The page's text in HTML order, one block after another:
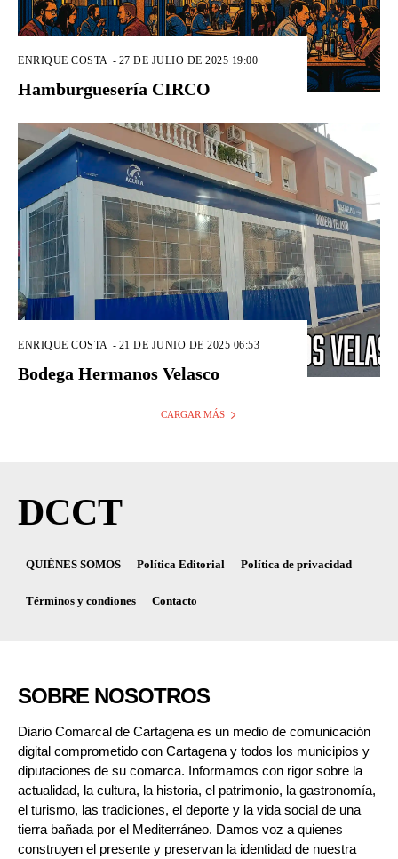
ENRIQUE COSTA - 27 DE JULIO DE 2025 19:00
Hamburguesería CIRCO
ENRIQUE COSTA - 21 DE JUNIO DE 2025 06:53
Bodega Hermanos Velasco
CARGAR MÁS
DCCT
QUIÉNES SOMOS Política Editorial Política de privacidad
Términos y condiones Contacto
SOBRE NOSOTROS
Diario Comarcal de Cartagena es un medio de comunicación
digital comprometido con Cartagena y todos los municipios y
diputaciones de su comarca. Informamos con rigor sobre la
actualidad, la cultura, la historia, el patrimonio, la gastronomía,
el turismo, las tradiciones, el deporte y la vida social de una
tierra bañada por el Mediterráneo. Damos voz a quienes
construyen el presente y preservan la identidad de nuestra